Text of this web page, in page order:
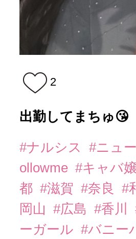
2
出勤してまちゅ😘
#ナルシス #ニュ
ollowme #キャバ嬢
都 #滋賀 #奈良 #
岡山
#広島 #香川
ーガール #バニー